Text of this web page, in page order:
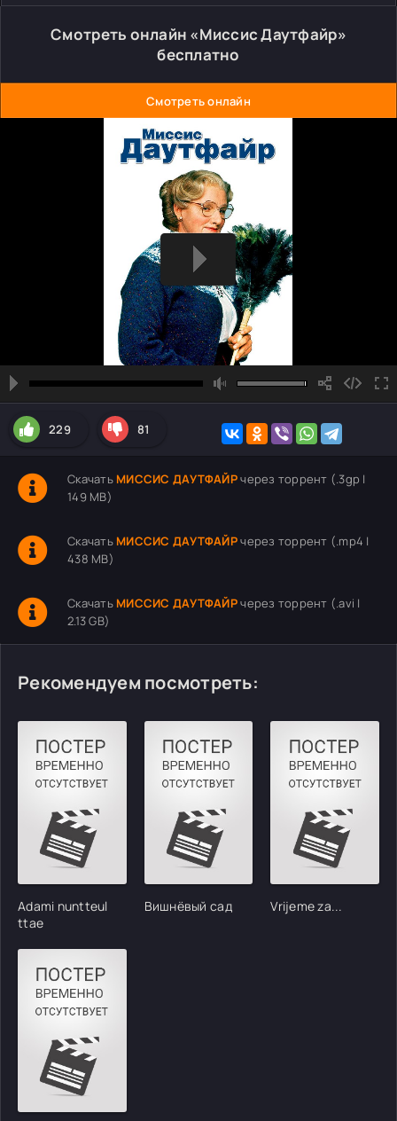
Смотреть онлайн «Миссис Даутфайр»
бесплатно
Смотреть онлайн
229 81
Скачать МИССИС ДАУТФАЙРчерез торрент (.3gp |
149 MB)
Скачать МИССИС ДАУТФАЙРчерез торрент (.mp4 |
438 MB)
Скачать МИССИС ДАУТФАЙРчерез торрент (.avi |
2.13 GB)
Рекомендуем посмотреть:
Adami nuntteul
ttae
Вишнёвый сад Vrijeme za...